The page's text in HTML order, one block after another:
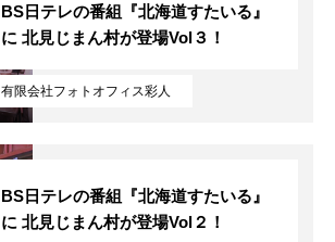
有限会社フォトオフィス彩人
BS日テレの番組『北海道すたいる』
に 北見じまん村が登場Vol３！
BS日テレの番組『北海道すたいる』
に 北見じまん村が登場Vol２！